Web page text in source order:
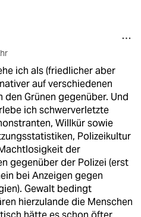
ich als (friedlicher aber
auf verschiedenen
Grünen gegenüber. Und
ich schwerverletzte
Willkür sowie
Polizeikultur
der
gegenüber der Polizei (erst
bei Anzeigen gegen
Gewalt bedingt
hierzulande die Menschen